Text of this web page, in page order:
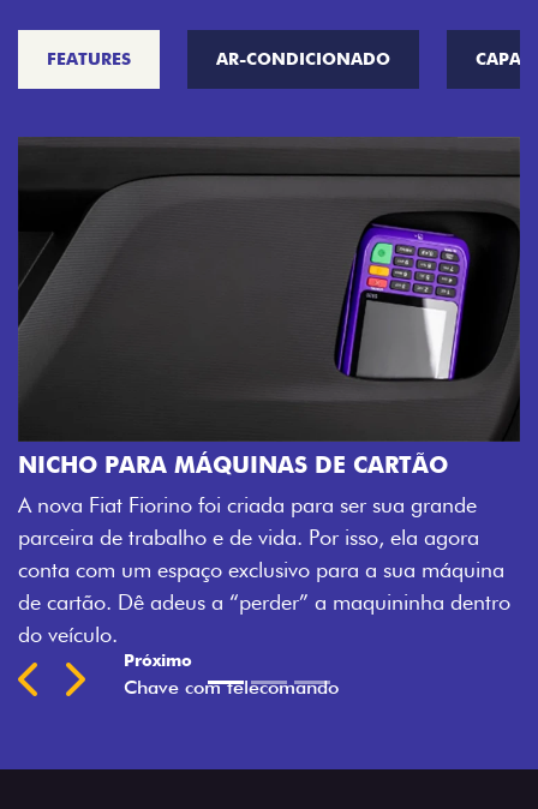
FEATURES AR-CONDICIONADO
MÁQUINAS DE CARTÃO
foi criada para ser sua grande
e de vida. Por isso, ela agora
espaço exclusivo para a sua máquina
adeus a “perder” a maquininha dentro
CHAVE COM
Agora, a chave
veículo também
fechadura. São
mais fluidez
Previous
Next